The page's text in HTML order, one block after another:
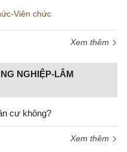
Viên chức
Xem thêm
NGHIỆP-LÂM
cư không?
Xem thêm